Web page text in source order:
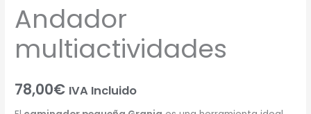
Andador
multiactividades
78,00€ IVA Incluido